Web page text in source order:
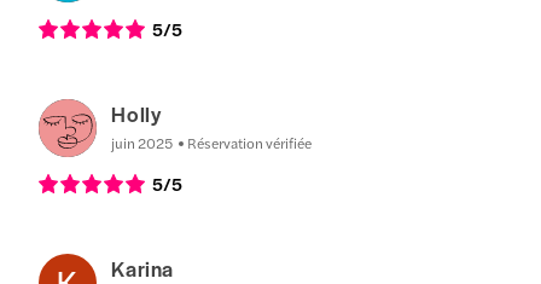
5/5
Holly
juin 2025 Réservation vérifiée
5/5
Karina